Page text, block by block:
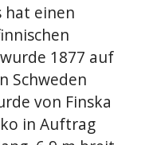
hat einen
1877 auf
Schweden
von Finska
in Auftrag